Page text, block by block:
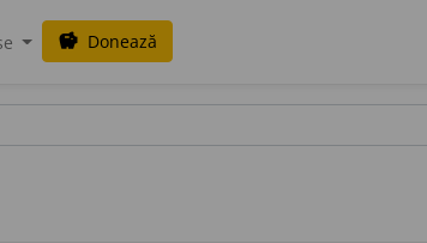
savings Donează